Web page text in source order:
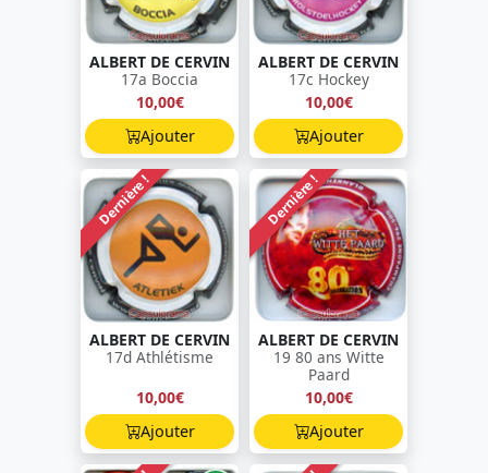
ALBERT DE CERVIN
17a Boccia
10,00€
Ajouter
ALBERT DE CERVIN
17c Hockey
10,00€
Ajouter
Dernière !
ALBERT DE CERVIN
17d Athlétisme
10,00€
Ajouter
Dernière !
ALBERT DE CERVIN
19 80 ans Witte
Paard
10,00€
Ajouter